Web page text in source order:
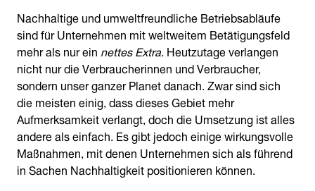
Nachhaltige und umweltfreundliche Betriebsabläufe
sind für Unternehmen mit weltweitem Betätigungsfeld
mehr als nur einnettes Extra. Heutzutage verlangen
nicht nur die Verbraucherinnen und Verbraucher,
sondern unser ganzer Planet danach. Zwar sind sich
die meisten einig, dass dieses Gebiet mehr
Aufmerksamkeit verlangt, doch die Umsetzung ist alles
andere als einfach. Es gibt jedoch einige wirkungsvolle
Maßnahmen, mit denen Unternehmen sich als führend
in Sachen Nachhaltigkeit positionieren können.